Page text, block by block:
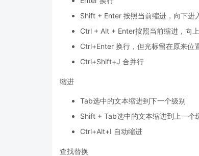
Shift + Enter 按照当前缩进，向下进
Ctrl + Alt + Enter按照当前缩进，向
Ctrl+Enter 换行，但光标留在原来位
Ctrl+Shift+J 合并行
缩进
Tab选中的文本缩进到下一个级别
Shift + Tab选中的文本缩进到上一个
Ctrl+Alt+I 自动缩进
查找替换